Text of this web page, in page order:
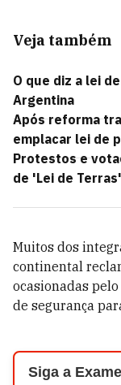
Veja também
O que diz a lei
Argentina
Após reforma
emplacar lei de
Protestos e
de 'Lei de
Muitos dos
continental
ocasionadas
de segurança
Siga a